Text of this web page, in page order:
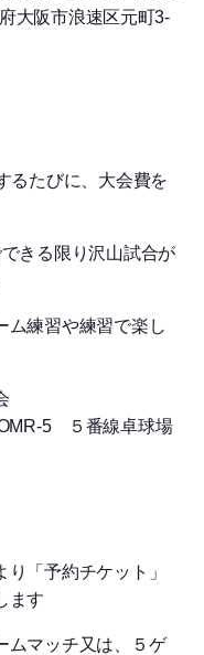
大阪市浪速区元町3-
るたびに、大会費を
きる限り沢山試合が
練習や練習で楽し
5 ５番線卓球場
「予約チケット」
ます
ムマッチ又は、５ゲ